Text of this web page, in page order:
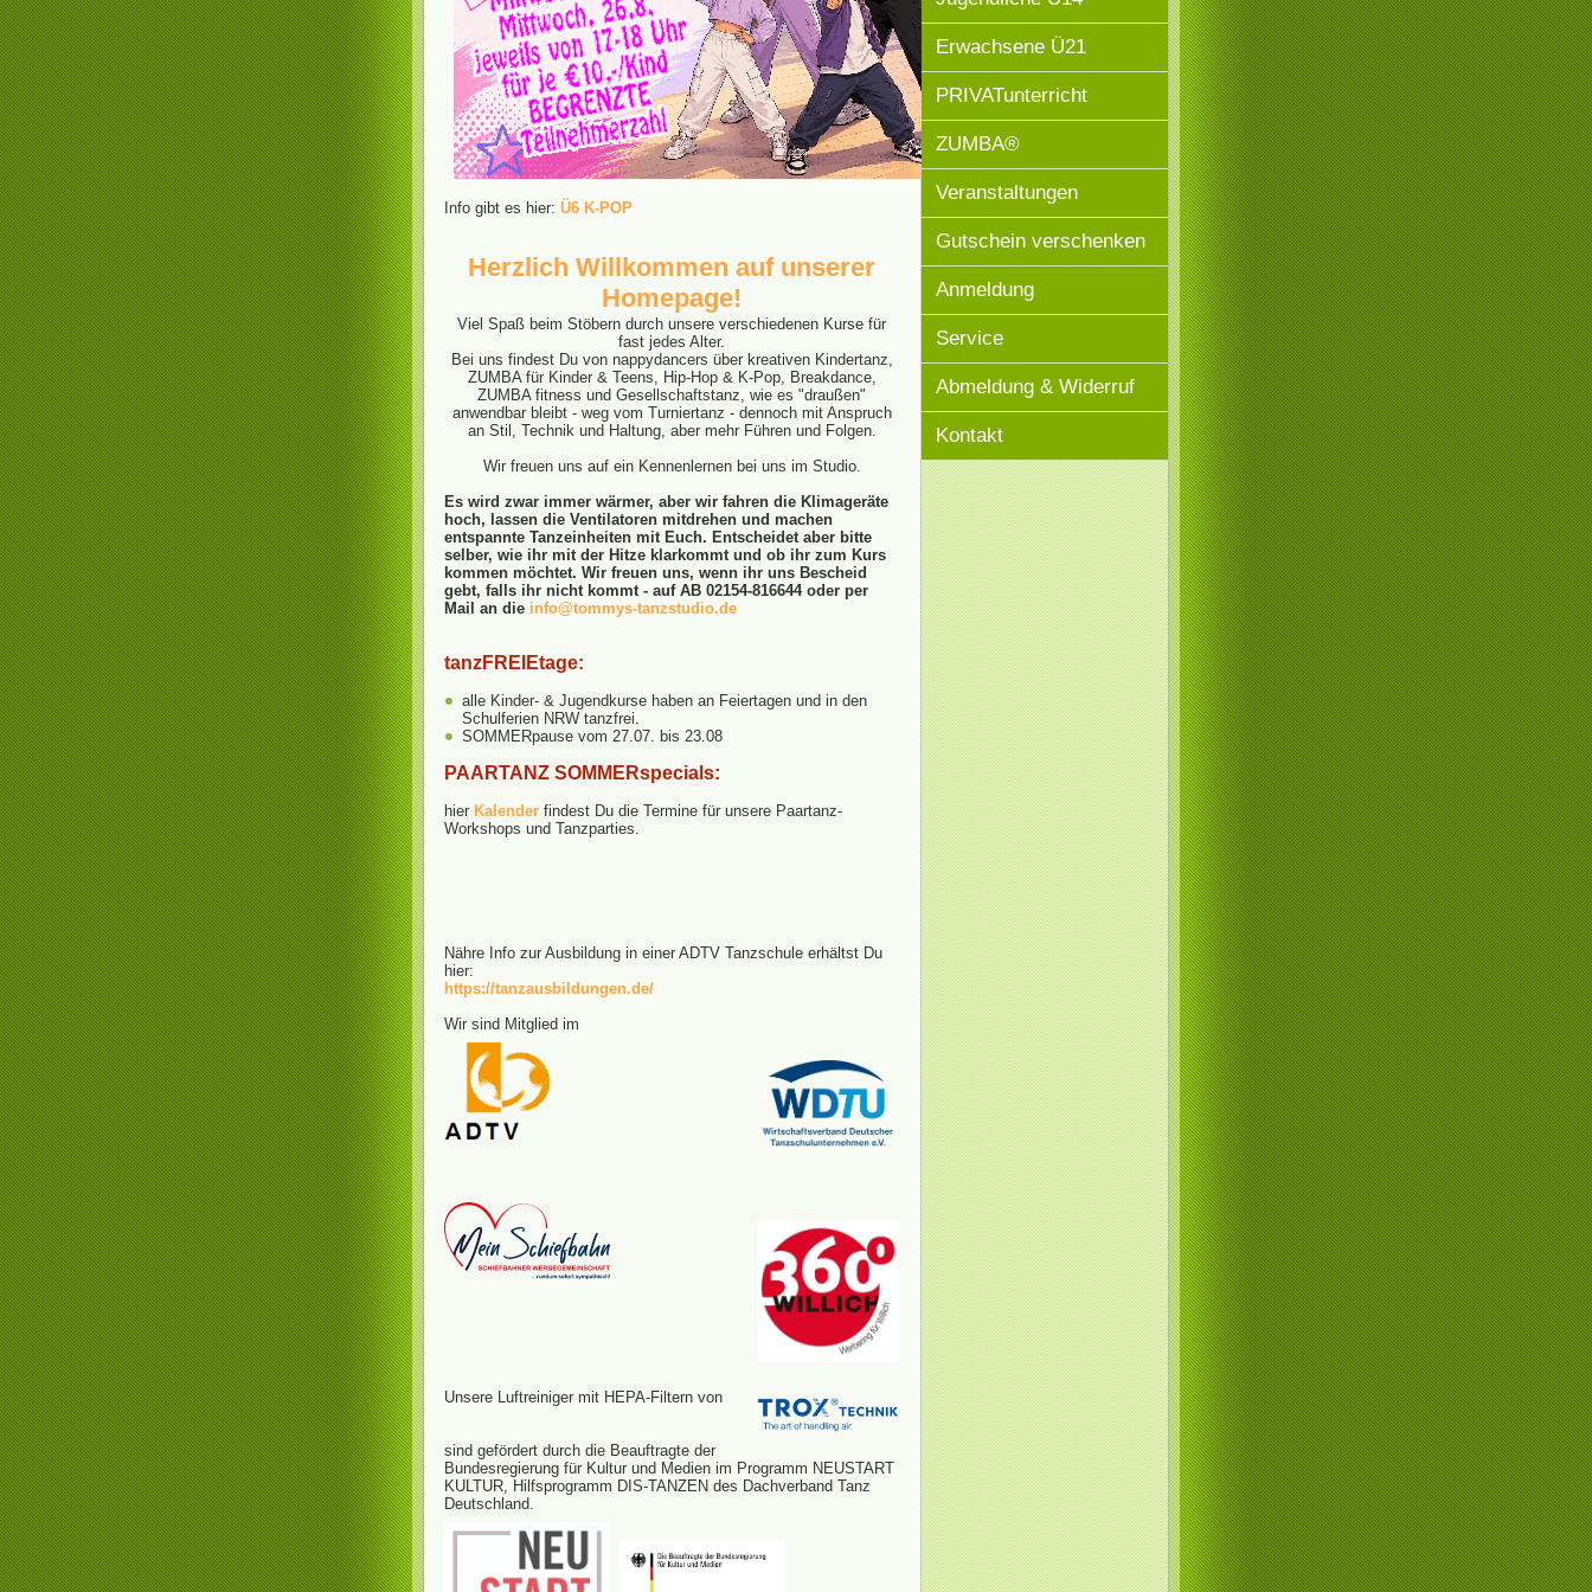
Info gibt es hier: Ü6 K-POP
Herzlich Willkommen auf unserer
Homepage!
Viel Spaß beim Stöbern durch unsere verschiedenen Kurse für
fast jedes Alter.
Bei uns findest Du von nappydancers über kreativen Kindertanz,
ZUMBA für Kinder & Teens, Hip-Hop & K-Pop, Breakdance,
ZUMBA fitness und Gesellschaftstanz, wie es "draußen"
anwendbar bleibt - weg vom Turniertanz - dennoch mit Anspruch
an Stil, Technik und Haltung, aber mehr Führen und Folgen.
Wir freuen uns auf ein Kennenlernen bei uns im Studio.
Es wird zwar immer wärmer, aber wir fahren die Klimageräte
hoch, lassen die Ventilatoren mitdrehen und machen
entspannte Tanzeinheiten mit Euch. Entscheidet aber bitte
selber, wie ihr mit der Hitze klarkommt und ob ihr zum Kurs
kommen möchtet. Wir freuen uns, wenn ihr uns Bescheid
gebt, falls ihr nicht kommt - auf AB 02154-816644 oder per
Mail an die info@tommys-tanzstudio.de
tanzFREIEtage:
alle Kinder- & Jugendkurse haben an Feiertagen und in den
Schulferien NRW tanzfrei.
SOMMERpause vom 27.07. bis 23.08
PAARTANZ SOMMERspecials:
hier Kalender findest Du die Termine für unsere Paartanz-
Workshops und Tanzparties.
Nähre Info zur Ausbildung in einer ADTV Tanzschule erhältst Du
hier:
https://tanzausbildungen.de/
Wir sind Mitglied im
Unsere Luftreiniger mit HEPA-Filtern von
sind gefördert durch die Beauftragte der
Bundesregierung für Kultur und Medien im Programm NEUSTART
KULTUR, Hilfsprogramm DIS-TANZEN des Dachverband Tanz
Deutschland.
Erwachsene Ü21
PRIVATunterricht
ZUMBA®
Veranstaltungen
Gutschein verschenken
Anmeldung
Service
Abmeldung & Widerruf
Kontakt